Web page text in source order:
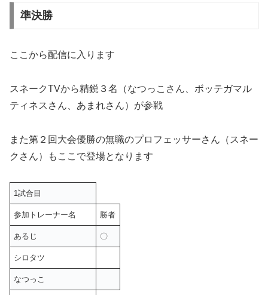
準決勝
ここから配信に入ります
スネークTVから精鋭３名（なつっこさん、ボッテガマル
ティネスさん、あまれさん）が参戦
また第２回大会優勝の無職のプロフェッサーさん（スネー
クさん）もここで登場となります
1試合目
参加トレーナー名 勝者
あるじ 〇
シロタツ
なつっこ